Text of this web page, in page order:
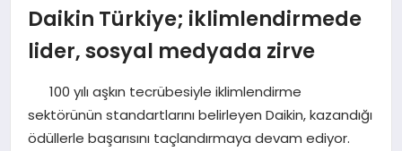
YAŞAM
GÜNDEM
MAGAZIN
Daikin Türkiye; iklimlendirmede
lider, sosyal medyada zirve
100 yılı aşkın tecrübesiyle iklimlendirme
sektörünün standartlarını belirleyen Daikin, kazandığı
ödüllerle başarısını taçlandırmaya devam ediyor.